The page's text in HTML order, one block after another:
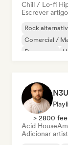
Chill / Lo-fi
Escrever
Rock
Comercial /
Dream pop
> 2800
Acid House
Adicionar